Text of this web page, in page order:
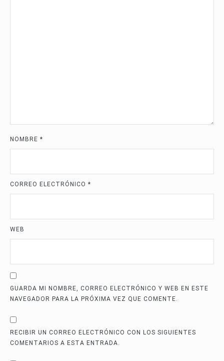
NOMBRE *
CORREO ELECTRÓNICO *
WEB
GUARDA MI NOMBRE, CORREO ELECTRÓNICO Y WEB EN ESTE
NAVEGADOR PARA LA PRÓXIMA VEZ QUE COMENTE.
RECIBIR UN CORREO ELECTRÓNICO CON LOS SIGUIENTES
COMENTARIOS A ESTA ENTRADA.